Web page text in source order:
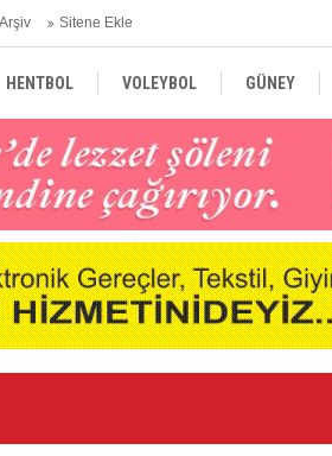
Arşiv Sitene Ekle
HENTBOL VOLEYBOL GÜNEY
DÜNYA